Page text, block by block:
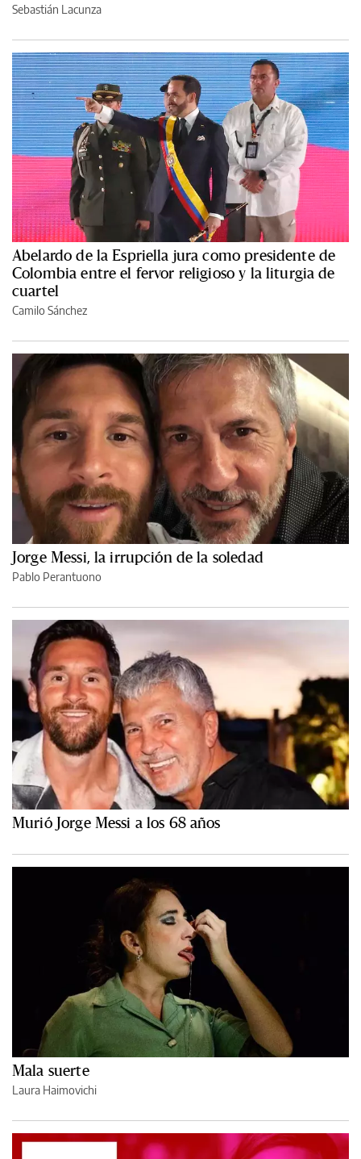
Sebastián Lacunza
Abelardo de la Espriella jura como presidente de
Colombia entre el fervor religioso y la liturgia de
cuartel
Camilo Sánchez
Jorge Messi, la irrupción de la soledad
Pablo Perantuono
Murió Jorge Messi a los 68 años
Mala suerte
Laura Haimovichi